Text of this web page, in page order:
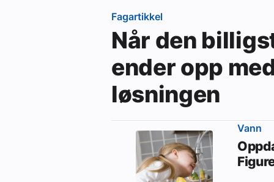
Fagartikkel
Når den
ender opp
løsningen
Vann